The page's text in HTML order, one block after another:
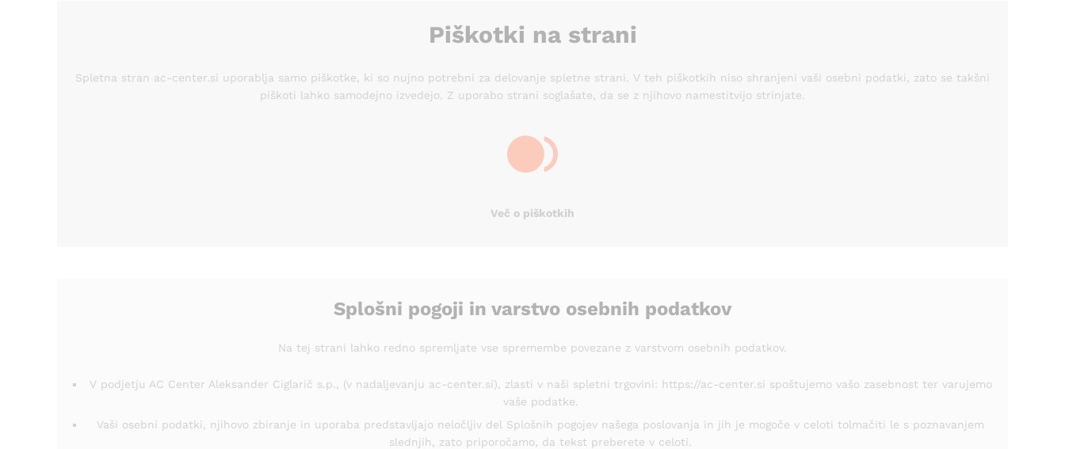
Piškotki na strani
Spletna stran ac-center.si uporablja samo piškotke, ki so nujno potrebni za delovanje spletne strani. V teh piškotkih niso shranjeni vaši osebni podatki, zato se takšni
piškoti lahko samodejno izvedejo. Z uporabo strani soglašate, da se z njihovo namestitvijo strinjate.
Več o piškotkih
Splošni pogoji in varstvo osebnih podatkov
Na tej strani lahko redno spremljate vse spremembe povezane z varstvom osebnih podatkov.
V podjetju AC Center Aleksander Ciglarič s.p., (v nadaljevanju ac-center.si), zlasti v naši spletni trgovini: https://ac-center.si spoštujemo vašo zasebnost ter varujemo
vaše podatke.
Vaši osebni podatki, njihovo zbiranje in uporaba predstavljajo neločljiv del Splošnih pogojev našega poslovanja in jih je mogoče v celoti tolmačiti le s poznavanjem
slednjih, zato priporočamo, da tekst preberete v celoti.